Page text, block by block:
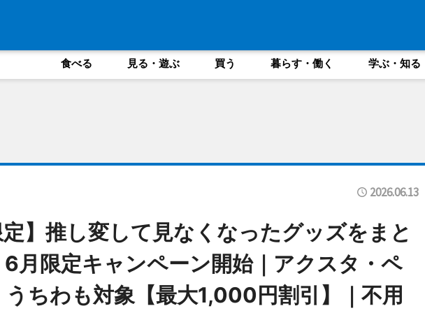
食べる 見る・遊ぶ 買う 暮らす・働く 学ぶ・知る
2026.06.13
定】推し変して見なくなったグッズをまと
月限定キャンペーン開始｜アクスタ・ペ
ちわも対象【最大1,000円割引】｜不用